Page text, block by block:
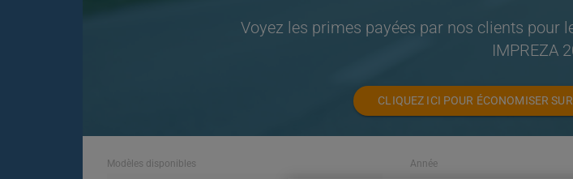
Voyez les primes payées par nos clients pour
IMPREZA
CLIQUEZ ICI POUR ÉCONOMISER
Modèles disponibles Année